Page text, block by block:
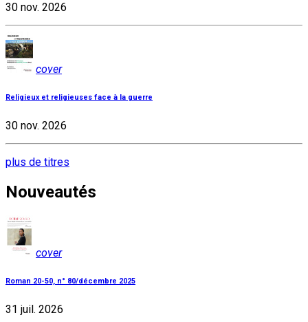
30 nov. 2026
cover
Religieux et religieuses face à la guerre
30 nov. 2026
plus de titres
Nouveautés
cover
Roman 20-50, n° 80/décembre 2025
31 juil. 2026